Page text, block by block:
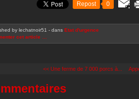
Repost 0
by lechatnoir51 - dans Etat d'urgence
cet article
<< Une ferme de 7 000 porcs à...